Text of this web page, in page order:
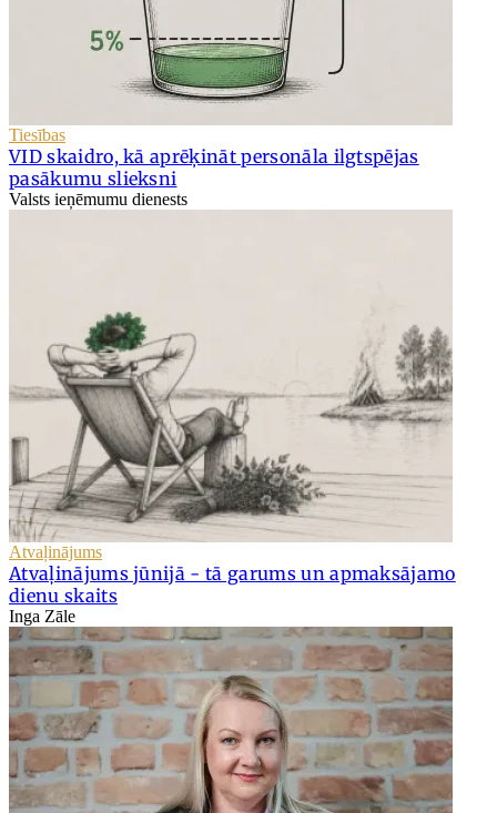
Tiesības
VID skaidro, kā aprēķināt personāla ilgtspējas
pasākumu slieksni
Valsts ieņēmumu dienests
Atvaļinājums
Atvaļinājums jūnijā - tā garums un apmaksājamo
dienu skaits
Inga Zāle